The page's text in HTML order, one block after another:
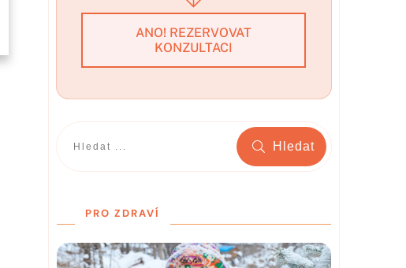
ANO! REZERVOVAT
KONZULTACI
Hledat
PRO ZDRAVÍ